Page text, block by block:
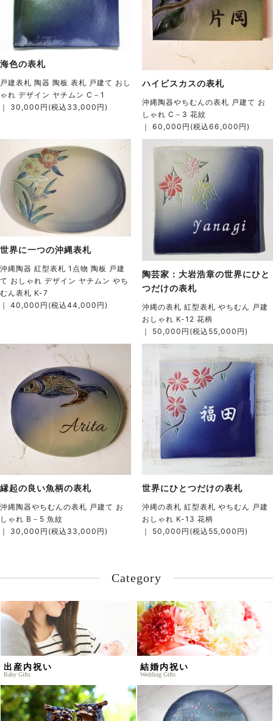
海色の表札
戸建表札 陶器 陶板 表札 戸建て おし
ゃれ デザイン ヤチムン C－1
｜ 30,000円(税込33,000円)
ハイビスカスの表札
沖縄陶器やちむんの表札 戸建て お
しゃれ C－3 花紋
｜ 60,000円(税込66,000円)
世界に一つの沖縄表札
沖縄陶器 紅型表札 1点物 陶板 戸建
て おしゃれ デザイン ヤチムン やち
むん表札 K-7
｜ 40,000円(税込44,000円)
陶芸家：大岩浩章の世界にひと
つだけの表札
沖縄の表札 紅型表札 やちむん 戸建
おしゃれ K-12 花柄
｜ 50,000円(税込55,000円)
縁起の良い魚柄の表札
沖縄陶器やちむんの表札 戸建て お
しゃれ B－5 魚紋
｜ 30,000円(税込33,000円)
世界にひとつだけの表札
沖縄の表札 紅型表札 やちむん 戸建
おしゃれ K-13 花柄
｜ 50,000円(税込55,000円)
Category
出産内祝い
Baby Gifts
結婚内祝い
Wedding Gifts